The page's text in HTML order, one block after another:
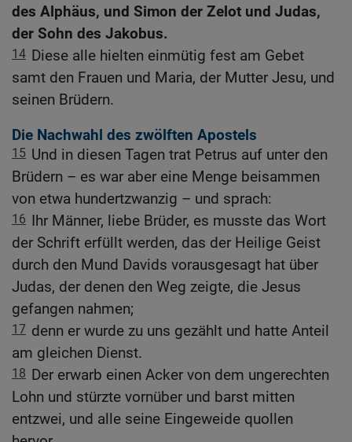
des Alphäus, und Simon der Zelot und Judas,
der Sohn des Jakobus.
14 Diese alle hielten einmütig fest am Gebet
samt den Frauen und Maria, der Mutter Jesu, und
seinen Brüdern.
Die Nachwahl des zwölften Apostels
15 Und in diesen Tagen trat Petrus auf unter den
Brüdern – es war aber eine Menge beisammen
von etwa hundertzwanzig – und sprach:
16 Ihr Männer, liebe Brüder, es musste das Wort
der Schrift erfüllt werden, das der Heilige Geist
durch den Mund Davids vorausgesagt hat über
Judas, der denen den Weg zeigte, die Jesus
gefangen nahmen;
17 denn er wurde zu uns gezählt und hatte Anteil
am gleichen Dienst.
18 Der erwarb einen Acker von dem ungerechten
Lohn und stürzte vornüber und barst mitten
entzwei, und alle seine Eingeweide quollen